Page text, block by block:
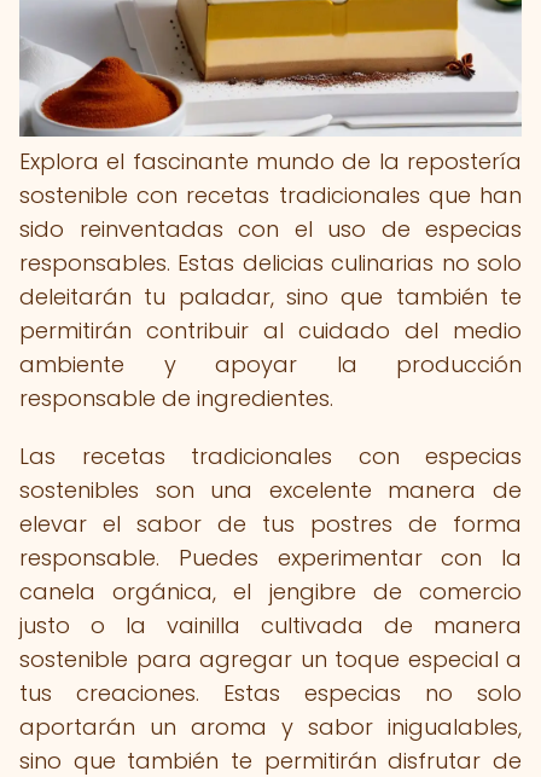
Explora el fascinante mundo de la repostería
sostenible con recetas tradicionales que han
sido reinventadas con el uso de especias
responsables. Estas delicias culinarias no solo
deleitarán tu paladar, sino que también te
permitirán contribuir al cuidado del medio
ambiente y apoyar la producción
responsable de ingredientes.
Las recetas tradicionales con especias
sostenibles son una excelente manera de
elevar el sabor de tus postres de forma
responsable. Puedes experimentar con la
canela orgánica, el jengibre de comercio
justo o la vainilla cultivada de manera
sostenible para agregar un toque especial a
tus creaciones. Estas especias no solo
aportarán un aroma y sabor inigualables,
sino que también te permitirán disfrutar de